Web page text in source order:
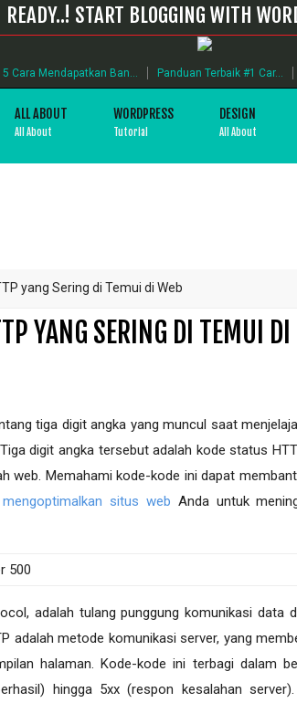
READY..! START BLOGGING WITH
5 Cara Mendapatkan Ban... Panduan Terbaik #1 Car...
ALL ABOUT
All About
WORDPRESS
Tutorial
DESIGN
All About
yang Sering di Temui di Web
YANG SERING DI TEMUI DI
tiga digit angka yang muncul saat
digit angka tersebut adalah kode status
web. Memahami kode-kode ini dapat
mengoptimalkan situs web Anda untuk
adalah tulang punggung komunikasi data
adalah metode komunikasi server, yang
halaman. Kode-kode ini terbagi dalam
hingga 5xx (respon kesalahan server).